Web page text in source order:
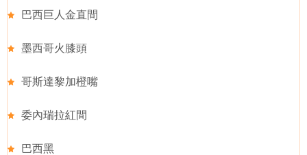
巴西巨人金直間
墨西哥火膝頭
哥斯達黎加橙嘴
委內瑞拉紅間
巴西黑